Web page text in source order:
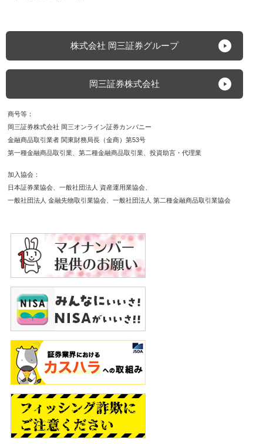
株式会社 岡三証券グループ
岡三証券株式会社
商号等
岡三証券株式会社 岡三オンライン証券カンパニー
金融商品取引業者 関東財務局長（金商）第53号
第一種金融商品取引業
第二種金融商品取引業 投資助言・代理業
加入協会
日本証券業協会
一般社団法人 資産運用業協会
一般社団法人 金融先物取引業協会
一般社団法人 第二種金融商品取引業協会